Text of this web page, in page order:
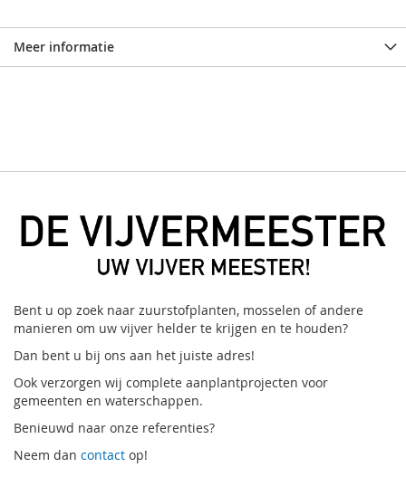
Meer informatie
Bent u op zoek naar zuurstofplanten, mosselen of andere
manieren om uw vijver helder te krijgen en te houden?
Dan bent u bij ons aan het juiste adres!
Ook verzorgen wij complete aanplantprojecten voor
gemeenten en waterschappen.
Benieuwd naar onze referenties?
Neem dan contact op!